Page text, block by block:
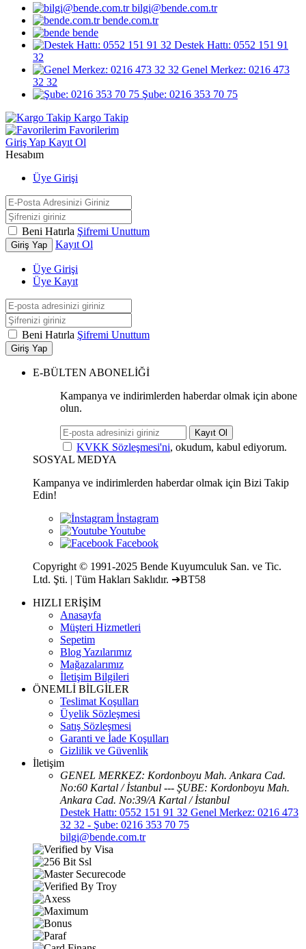
bilgi@bende.com.tr
bende.com.tr
bende
Destek Hattı: 0552 151 91
32
Genel Merkez: 0216 473
32 32
Şube: 0216 353 70 75
Kargo Takip
Favorilerim
Giriş Yap Kayıt Ol
Hesabım
Üye Girişi
Beni Hatırla Şifremi Unuttum
Giriş Yap Kayıt Ol
Üye Girişi
Üye Kayıt
Beni Hatırla Şifremi Unuttum
Giriş Yap
E-BÜLTEN ABONELİĞİ
Kampanya ve indirimlerden haberdar olmak için abone
olun.
Kayıt Ol
KVKK Sözleşmesi'ni, okudum, kabul ediyorum.
SOSYAL MEDYA
Kampanya ve indirimlerden haberdar olmak için Bizi Takip
Edin!
Copyright © 1991-2025 Bende Kuyumculuk San. ve Tic.
Ltd. Şti. | Tüm Hakları Saklıdır. ➔BT58
HIZLI ERİŞİM
Anasayfa
Müşteri Hizmetleri
Sepetim
Blog Yazılarımız
Mağazalarımız
İletişim Bilgileri
ÖNEMLİ BİLGİLER
Teslimat Koşulları
Üyelik Sözleşmesi
Satış Sözleşmesi
Garanti ve İade Koşulları
Gizlilik ve Güvenlik
İletişim
GENEL MERKEZ: Kordonboyu Mah. Ankara Cad.
No:60 Kartal / İstanbul --- ŞUBE: Kordonboyu Mah.
Ankara Cad. No:39/A Kartal / İstanbul
Destek Hattı: 0552 151 91 32 Genel Merkez: 0216 473
32 32 - Şube: 0216 353 70 75
bilgi@bende.com.tr